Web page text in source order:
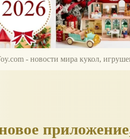
- новости мира кукол,